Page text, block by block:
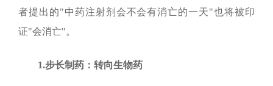
者提出的"中药注射剂会不会有消亡的一天"也将被印
证"会消亡"。
1.步长制药：转向生物药